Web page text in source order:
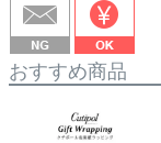
おすすめ商品